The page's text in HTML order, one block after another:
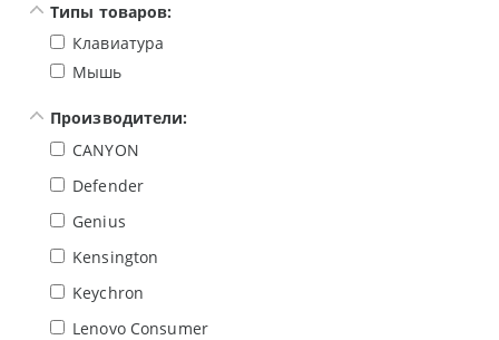
Типы товаров:
Клавиатура
Мышь
Производители:
CANYON
Defender
Genius
Kensington
Keychron
Lenovo Consumer